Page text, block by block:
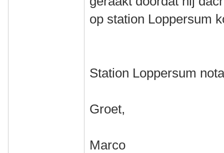
op station Loppersum
Station Loppersum
Groet,
Marco